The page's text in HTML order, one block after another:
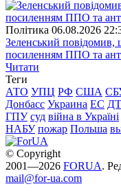
Полiтика 06.08.2026
Зеленський повідомив,
посиленням ППО та
Читати
Теги
АТО УПЦ РФ США
Донбасс Украина ЕС
ГПУ суд війна в Україні
НАБУ пожар Польша
© Copyright
2001—2026 FORUA.
mail@for-ua.com